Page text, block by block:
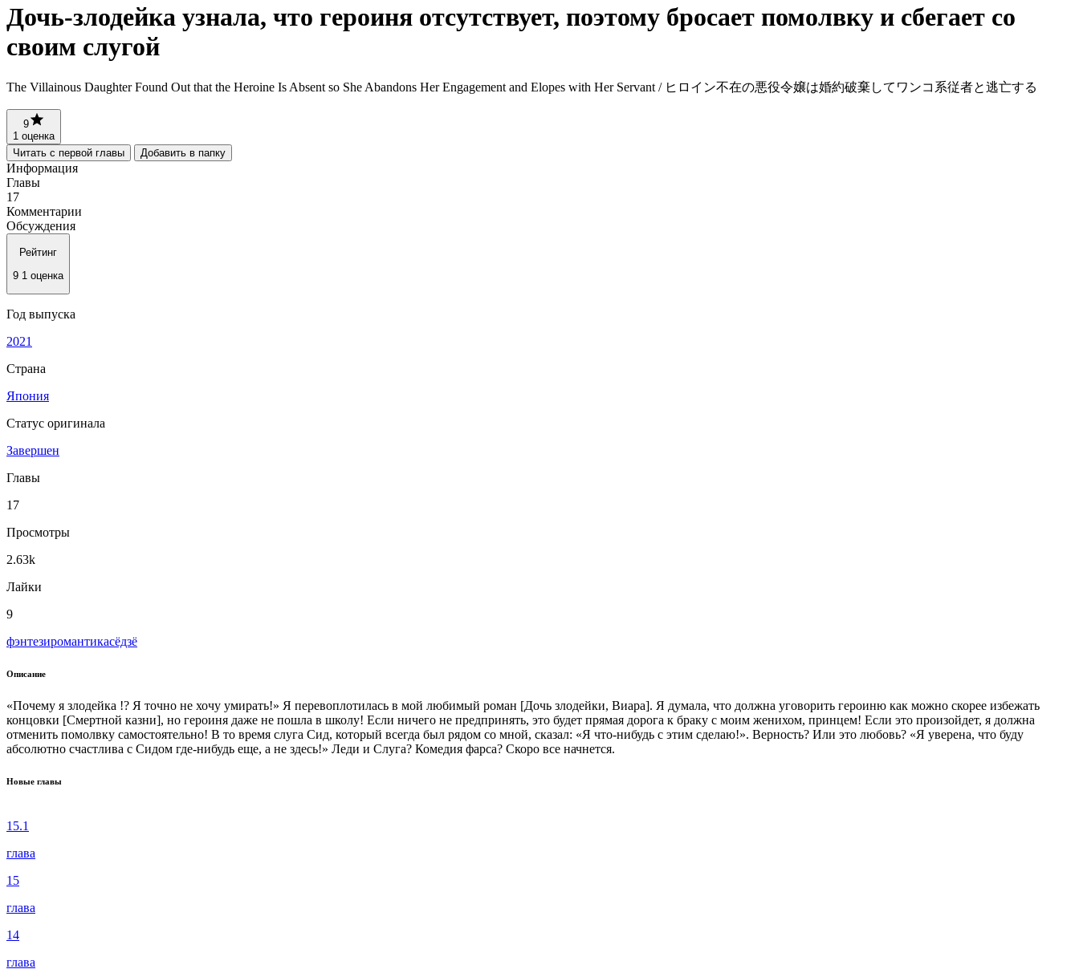
Дочь-злодейка узнала, что героиня отсутствует, поэтому бросает помолвку и сбегает со
своим слугой
The Villainous Daughter Found Out that the Heroine Is Absent so She Abandons Her Engagement and Elopes with Her Servant / ヒロイン不在の悪役令嬢は婚約破棄してワンコ系従者と逃亡する
9
1 оценка
Читать с первой главы
Добавить в папку
Информация
Главы
17
Комментарии
Обсуждения
Рейтинг
9 1 оценка
Год выпуска
2021
Страна
Япония
Статус оригинала
Завершен
Главы
17
Просмотры
2.63k
Лайки
9
фэнтезиромантикасёдзё
Описание
«Почему я злодейка !? Я точно не хочу умирать!» Я перевоплотилась в мой любимый роман [Дочь злодейки, Виара]. Я думала, что должна уговорить героиню как можно скорее избежать
концовки [Смертной казни], но героиня даже не пошла в школу! Если ничего не предпринять, это будет прямая дорога к браку с моим женихом, принцем! Если это произойдет, я должна
отменить помолвку самостоятельно! В то время слуга Сид, который всегда был рядом со мной, сказал: «Я что-нибудь с этим сделаю!». Верность? Или это любовь? «Я уверена, что буду
абсолютно счастлива с Сидом где-нибудь еще, а не здесь!» Леди и Слуга? Комедия фарса? Скоро все начнется.
Новые главы
15.1
глава
15
глава
14
глава